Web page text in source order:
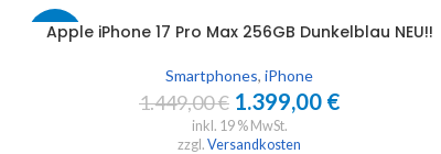
-3%
IN DEN WARENKORB
Apple iPhone 17 Pro Max 256GB Dunkelblau NEU!!
Smartphones, iPhone
1.449,00€ 1.399,00 €
inkl. 19 % MwSt.
zzgl. Versandkosten